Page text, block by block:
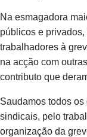
Na esmagadora
públicos e
trabalhadores à
na acção com
contributo que
Saudamos todos
sindicais, pelo
organização da